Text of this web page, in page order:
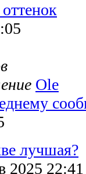
Ole
лучшая?
2025 22:41